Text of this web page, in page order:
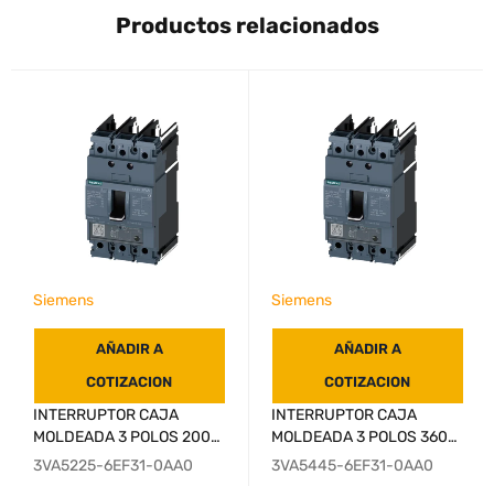
Productos relacionados
Siemens
AÑADIR A
COTIZACION
INTERRUPTOR CAJA
MOLDEADA 3 POLOS 200-
250A 65KA/480V SIEMENS
3VA5225-6EF31-0AA0
Siemens
AÑADIR A
COTIZACION
INTERRUPTOR CAJA
MOLDEADA 3 POLOS 360-
450A 65KA/480V SIEMENS
3VA5445-6EF31-0AA0